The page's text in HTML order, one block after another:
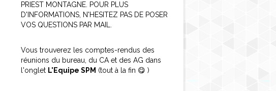
PRIEST MONTAGNE. POUR PLUS
D'INFORMATIONS, N'HESITEZ PAS DE POSER
VOS QUESTIONS PAR MAIL.
Vous trouverez les comptes-rendus des
réunions du bureau, du CA et des AG dans
l'onglet L'Equipe SPM (tout à la fin 😋 )